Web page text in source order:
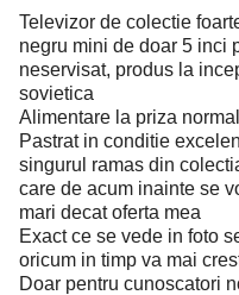
Televizor de colectie
negru mini de doar 5 inci
neservisat, produs la
sovietica
Alimentare la priza
Pastrat in conditie
singurul ramas din
care de acum inainte se
mari decat oferta mea
Exact ce se vede in foto
oricum in timp va mai
Doar pentru cunoscatori